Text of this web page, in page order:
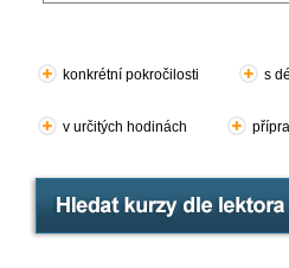
konkrétní pokročilosti s
v určitých hodinách